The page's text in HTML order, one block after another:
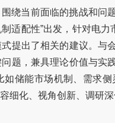
绕当前面临的挑战和
适配性”出发，针对电
提出了相关的建议。
题，兼具理论价值与
储能市场机制、需求
细化、视角创新、调研